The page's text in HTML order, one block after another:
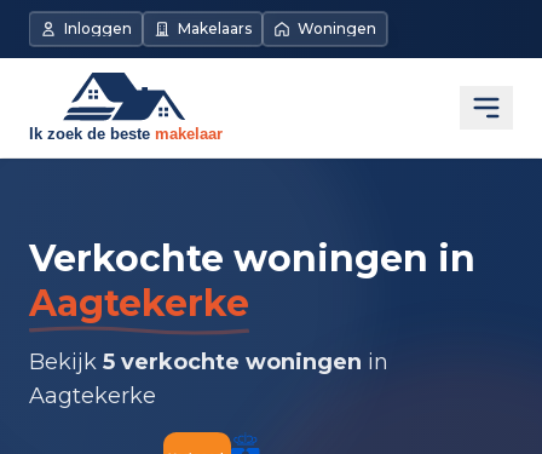
Inloggen Makelaars Woningen
Verkochte woningen in
Aagtekerke
Bekijk 5 verkochte woningen in
Aagtekerke